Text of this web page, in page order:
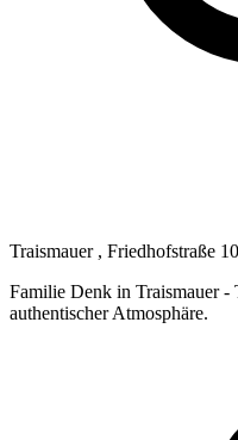
Traismauer , Friedhofstraße 10
Familie Denk in Traismauer
authentischer Atmosphäre.